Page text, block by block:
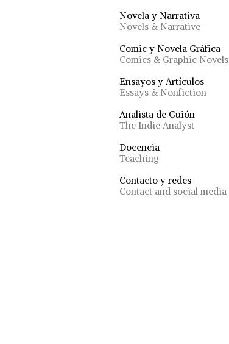
Novela y Narrativa
Novels & Narrative
Comic y Novela Gráfica
Comics & Graphic Novels
Ensayos y Artículos
Essays & Nonfiction
Analista de Guión
The Indie Analyst
Docencia
Teaching
Contacto y redes
Contact and social media